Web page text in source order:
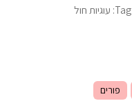
Tag: עוגיות חול
פורים